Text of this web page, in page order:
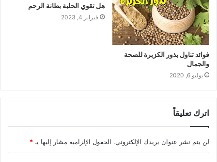
فوائد تناول بذور الكزبرة للصحة
والجمال
يوليو 6, 2020
هل تقوي الحلبة بطانة الرحم
فبراير 4, 2023
اترك تعليقاً
لن يتم نشر عنوان بريدك الإلكتروني. الحقول الإلزامية مشار إليها بـ*